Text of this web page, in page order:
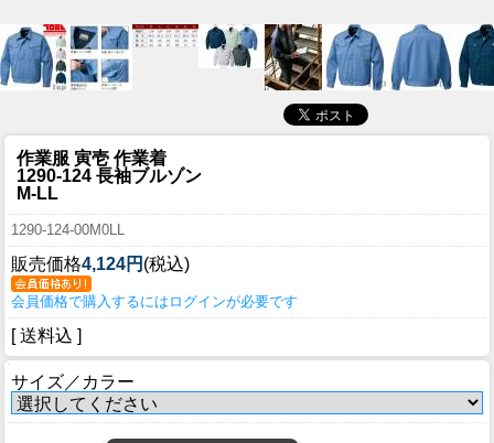
作業服 寅壱 作業着
1290-124 長袖ブルゾン
M-LL
1290-124-00M0LL
販売価格4,124円 (税込)
会員価格で購入するにはログインが必要です
[ 送料込 ]
サイズ／カラー